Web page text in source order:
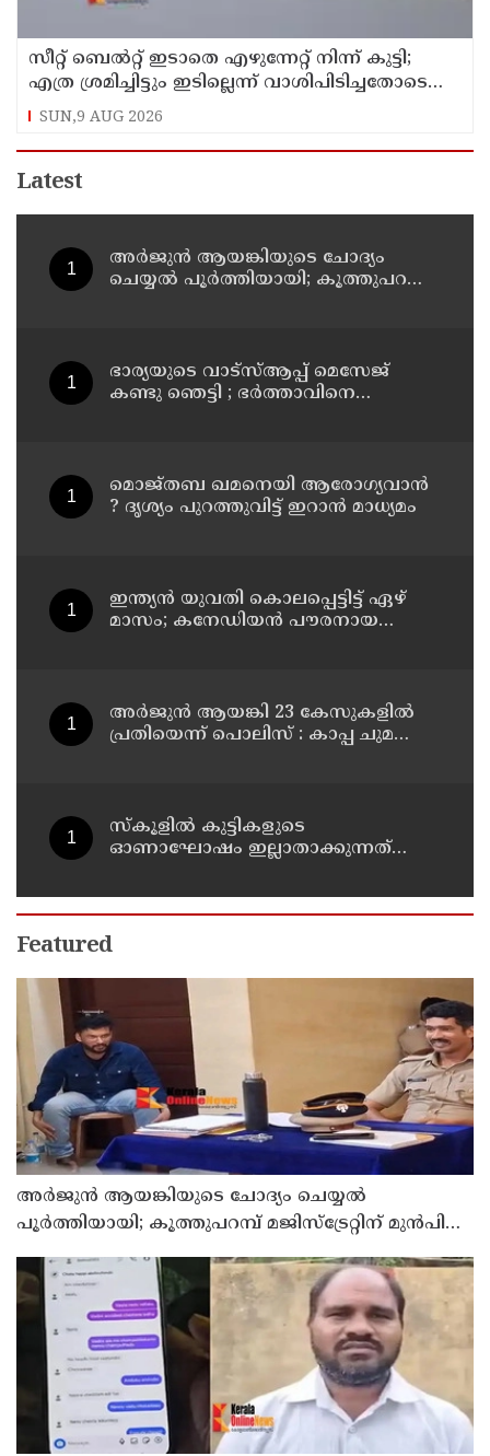
സീറ്റ് ബെല്‍റ്റ് ഇടാതെ എഴുന്നേറ്റ് നിന്ന് കുട്ടി;
എത്ര ശ്രമിച്ചിട്ടും ഇടില്ലെന്ന് വാശിപിടിച്ചതോടെ
വിമാനം റദ്ദാക്കി
SUN,9 AUG 2026
Latest
അര്‍ജുന്‍ ആയങ്കിയുടെ ചോദ്യം
ചെയ്യല്‍ പൂര്‍ത്തിയായി; കൂത്തുപറമ്പ്
ഭാര്യയുടെ വാട്സ്ആപ്പ് മെസേജ്
കണ്ടു ഞെട്ടി ; ഭര്‍ത്താവിനെ
യുവതിയും സുഹൃത്തും ഒളിവില്‍
മൊജ്തബ ഖമനെയി ആരോഗ്യവാന്‍
? ദൃശ്യം പുറത്തുവിട്ട് ഇറാന്‍ മാധ്യമം
ഇന്ത്യന്‍ യുവതി കൊലപ്പെട്ടിട്ട് ഏഴ്
മാസം; കനേഡിയന്‍ പൗരനായ
അര്‍ജുന്‍ ആയങ്കി 23 കേസുകളില്‍
പ്രതിയെന്ന് പൊലിസ് : കാപ്പ ചുമത്തി
സ്‌കൂളില്‍ കുട്ടികളുടെ
ഓണാഘോഷം ഇല്ലാതാക്കുന്നത്
മാറ്റിയത് തിരുത്തുമോ?
Featured
അര്‍ജുന്‍ ആയങ്കിയുടെ ചോദ്യം ചെയ്യല്‍
പൂര്‍ത്തിയായി; കൂത്തുപറമ്പ് മജിസ്ട്രേറ്റിന് മുൻപില്‍